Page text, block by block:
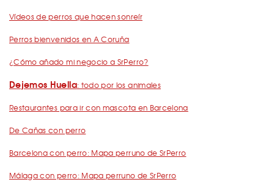
Vídeos de perros que hacen sonreír
Perros bienvenidos en A Coruña
¿Cómo añado mi negocio a SrPerro?
Dejemos Huella: todo por los animales
Restaurantes para ir con mascota en Barcelona
De Cañas con perro
Barcelona con perro: Mapa perruno de SrPerro
Málaga con perro: Mapa perruno de SrPerro